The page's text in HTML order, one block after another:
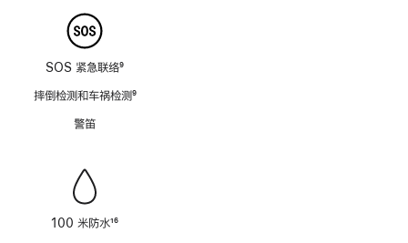
SOS 紧急联络9
摔倒检测和车祸检测9
警笛
100 米防水16